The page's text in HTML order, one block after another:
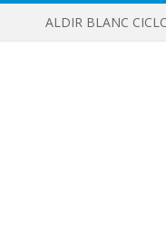
ALDIR BLANC